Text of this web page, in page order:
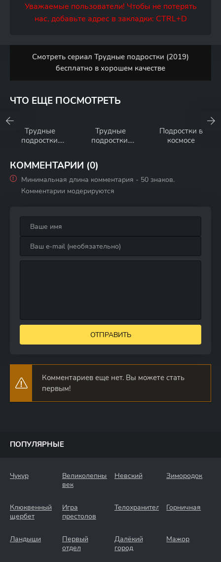
Уважаемые пользователи! Чтобы не потерять
нас, добавьте адрес в закладки: CTRL+D
Смотреть сериал Трудные подростки (2019)
бесплатно в хорошем качестве
ЧТО ЕЩЕ ПОСМОТРЕТЬ
Трудные
подростки.
Трудные
подростки.
Подростки в
космосе
КОММЕНТАРИИ (0)
Минимальная длина комментария - 50 знаков.
Комментарии модерируются
ОТПРАВИТЬ
Комментариев еще нет. Вы можете стать
первым!
ПОПУЛЯРНЫЕ
Чукур
Великолепный
век
Невский Зимородок
Клюквенный
щербет
Игра
престолов
Телохранители Горничная
Ландыши
Первый
отдел
Далёкий
город
Мажор